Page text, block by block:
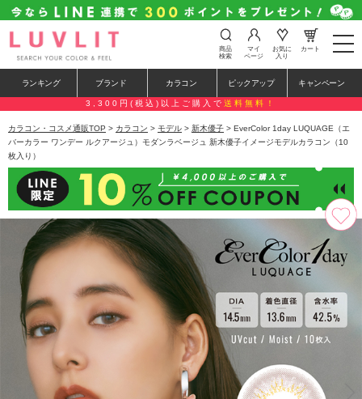
t
o
e
n
a
v
t
i
o
n
商品
検索
マイ
ページ
お気に
入り
カート
ランキング ブランド カラコン ピックアップ キャンペーン
3,300円(税込)以上ご購入で 送料無料！
カラコン・コスメ通販TOP > カラコン > モデル > 新木優子 > EverColor 1day LUQUAGE（エ
バーカラー ワンデー ルクアージュ）モダンラベージュ 新木優子イメージモデルカラコン（10
枚入り）